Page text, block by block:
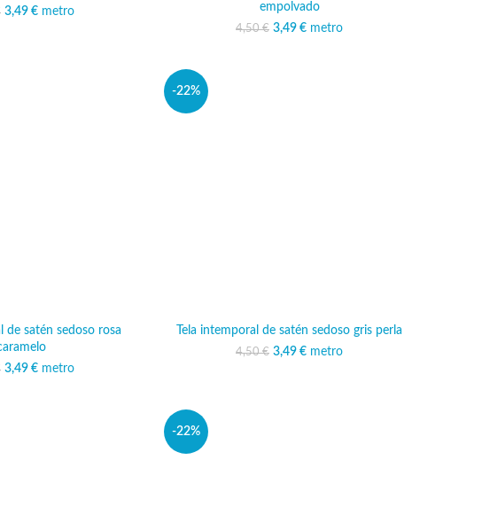
El precio original era:
3,49 € El precio actual es:
metro
empolvado
4,50€
El precio original era:
3,49 € El precio actual es:
metro
de satén sedoso rosa
El precio original era:
3,49 € El precio actual es:
metro
-22%
Tela intemporal de satén sedoso gris perla
4,50€
El precio original era:
3,49 € El precio actual es:
metro
-22%